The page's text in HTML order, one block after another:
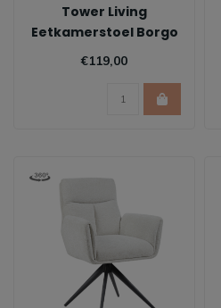
Tower Living
Eetkamerstoel Borgo
€119,00